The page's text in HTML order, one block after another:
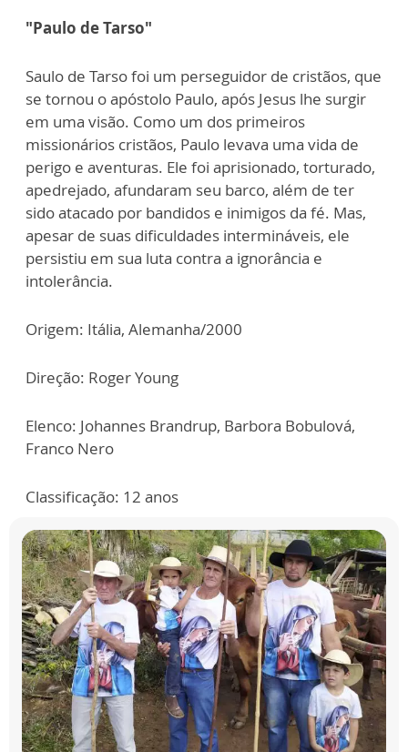
"Paulo de Tarso"
Saulo de Tarso foi um perseguidor de cristãos, que
se tornou o apóstolo Paulo, após Jesus lhe surgir
em uma visão. Como um dos primeiros
missionários cristãos, Paulo levava uma vida de
perigo e aventuras. Ele foi aprisionado, torturado,
apedrejado, afundaram seu barco, além de ter
sido atacado por bandidos e inimigos da fé. Mas,
apesar de suas dificuldades intermináveis, ele
persistiu em sua luta contra a ignorância e
intolerância.
Origem: Itália, Alemanha/2000
Direção: Roger Young
Elenco: Johannes Brandrup, Barbora Bobulová,
Franco Nero
Classificação: 12 anos